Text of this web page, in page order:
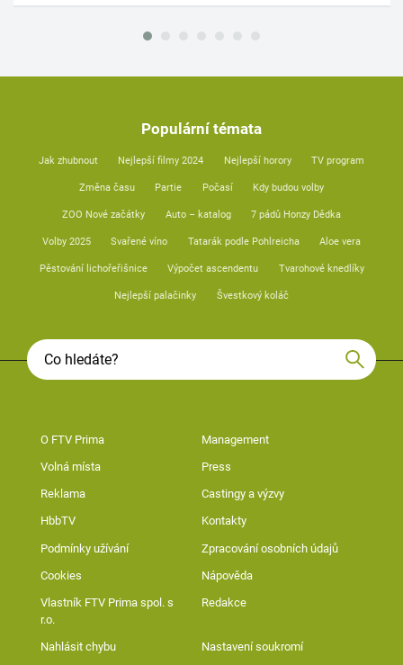
Populární témata
Jak zhubnout Nejlepší filmy 2024 Nejlepší horory TV program
Změna času Partie Počasí Kdy budou volby
ZOO Nové začátky Auto – katalog 7 pádů Honzy Dědka
Volby 2025 Svařené víno Tatarák podle Pohlreicha Aloe vera
Pěstování lichořeřišnice Výpočet ascendentu Tvarohové knedlíky
Nejlepší palačinky Švestkový koláč
O FTV Prima Management
Volná místa Press
Reklama Castingy a výzvy
HbbTV Kontakty
Podmínky užívání Zpracování osobních údajů
Cookies Nápověda
Vlastník FTV Prima spol. s
r.o.
Redakce
Nahlásit chybu Nastavení soukromí